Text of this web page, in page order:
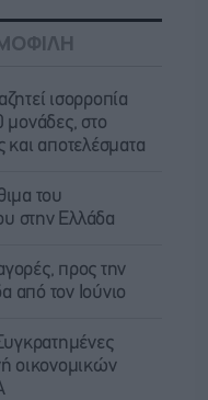
ισορροπία
μονάδες, στο
και αποτελέσματα
του
στην Ελλάδα
προς την
από τον Ιούνιο
οικονομικών